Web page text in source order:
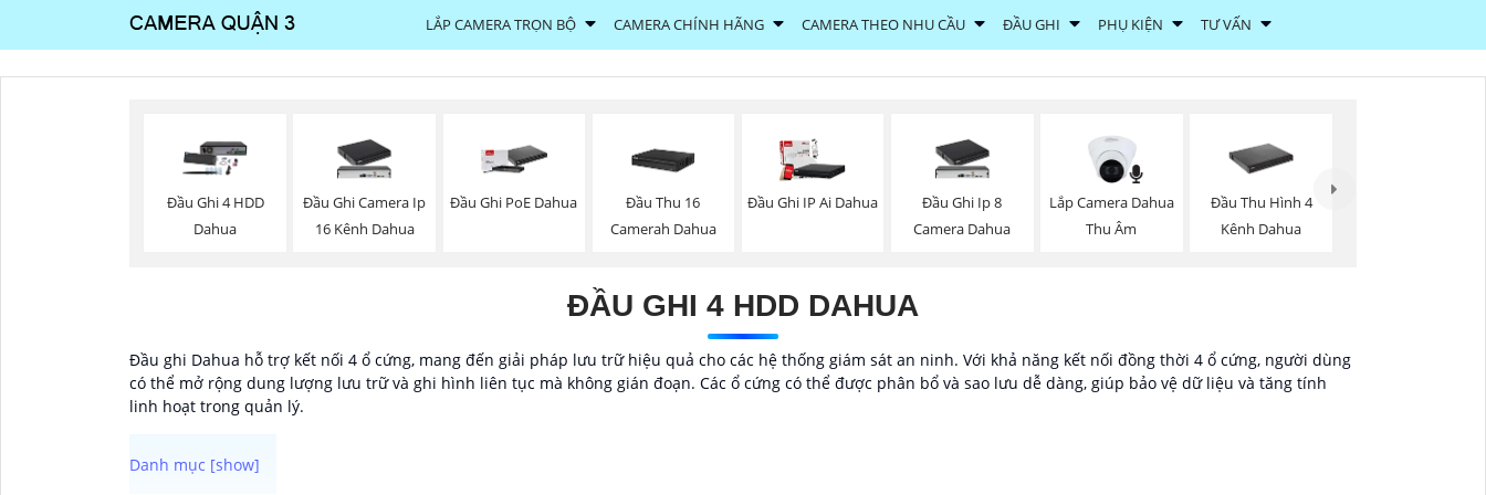
LẮP CAMERA TRỌN BỘ CAMERA CHÍNH HÃNG CAMERA THEO NHU CẦU ĐẦU GHI PHỤ KIỆN TƯ VẤN
Đầu Ghi 4 HDD
Dahua
Đầu Ghi Camera Ip
16 Kênh Dahua
Đầu Ghi PoE Dahua
Đầu Thu 16
Camerah Dahua
Đầu Ghi IP Ai Dahua
Đầu Ghi Ip 8
Camera Dahua
Lắp Camera Dahua
Thu Âm
Đầu Thu Hình 4
Kênh Dahua
ĐẦU GHI 4 HDD DAHUA
Đầu ghi Dahua hỗ trợ kết nối 4 ổ cứng, mang đến giải pháp lưu trữ hiệu quả cho các hệ thống giám sát an ninh. Với khả năng kết nối đồng thời 4 ổ cứng, người dùng
có thể mở rộng dung lượng lưu trữ và ghi hình liên tục mà không gián đoạn. Các ổ cứng có thể được phân bổ và sao lưu dễ dàng, giúp bảo vệ dữ liệu và tăng tính
linh hoạt trong quản lý.